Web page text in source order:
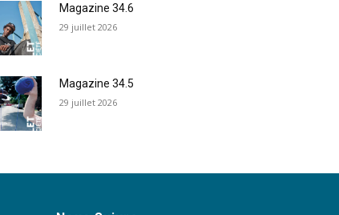
Magazine 34.6
29 juillet 2026
Magazine 34.5
29 juillet 2026